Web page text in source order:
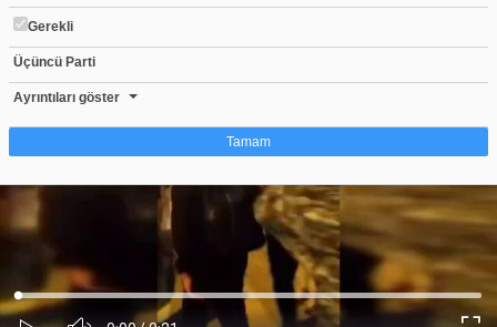
Gerekli
Üçüncü Parti
Ayrıntıları göster
Tamam
Çerez nedir?
Çerezler, web-sitelerinin, kullanıcıların deneyimlerini daha verimli hale getirmek
amacıyla kullandığı küçük metin dosyalarıdır. Yasalara göre, bu sitenin
işletilmesi için kesinlikle gerekli olan çerezleri cihazınıza yerleştirebiliyoruz.
Diğer çerez türleri için sizden izin almamız gerekiyor. Bu site farklı çerez türleri
kullanmaktadır. Bazı çerezler, sayfalarımızda yer alan üçüncü şahıs hizmetleri
tarafından yerleştirilir. İzniniz şu alanlar için geçerlidir: web.tv
Ses
Yüklendi:
Yükleniyor:
0%
Bursa'da kursa gitmek için evden çıkan Batu bulundu